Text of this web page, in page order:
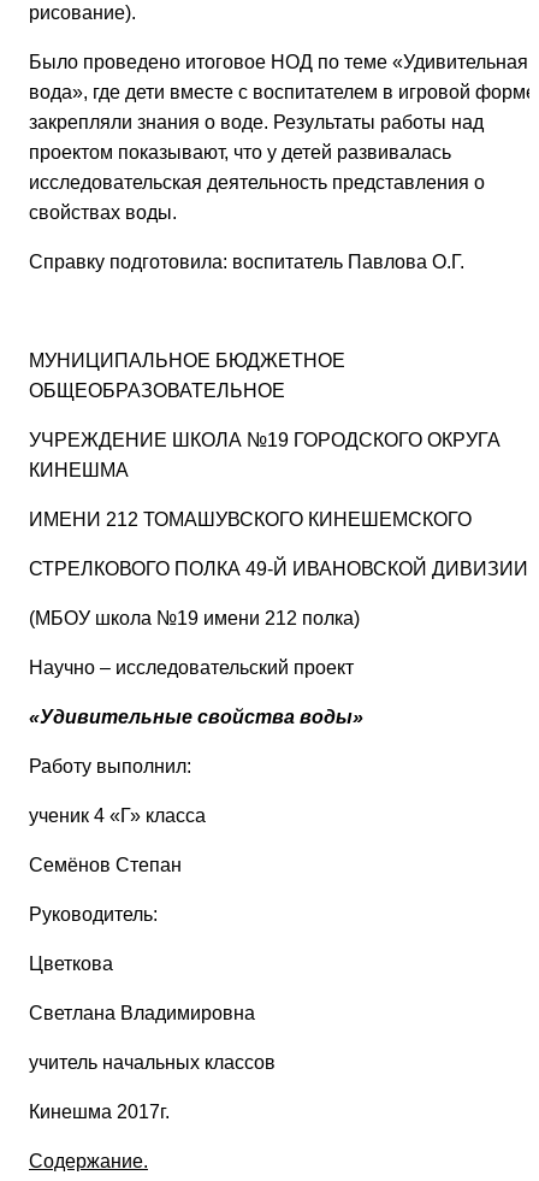
рисование).
Было проведено итоговое НОД по теме «Удивительная
вода», где дети вместе с воспитателем в игровой форме
закрепляли знания о воде. Результаты работы над
проектом показывают, что у детей развивалась
исследовательская деятельность представления о
свойствах воды.
Справку подготовила: воспитатель Павлова О.Г.
МУНИЦИПАЛЬНОЕ БЮДЖЕТНОЕ
ОБЩЕОБРАЗОВАТЕЛЬНОЕ
УЧРЕЖДЕНИЕ ШКОЛА №19 ГОРОДСКОГО ОКРУГА
КИНЕШМА
ИМЕНИ 212 ТОМАШУВСКОГО КИНЕШЕМСКОГО
СТРЕЛКОВОГО ПОЛКА 49-Й ИВАНОВСКОЙ ДИВИЗИИ
(МБОУ школа №19 имени 212 полка)
Научно – исследовательский проект
«Удивительные свойства воды»
Работу выполнил:
ученик 4 «Г» класса
Семёнов Степан
Руководитель:
Цветкова
Светлана Владимировна
учитель начальных классов
Кинешма 2017г.
Содержание.